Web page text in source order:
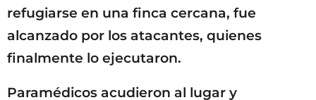
refugiarse en una finca cercana, fue
alcanzado por los atacantes, quienes
finalmente lo ejecutaron.
Paramédicos acudieron al lugar y